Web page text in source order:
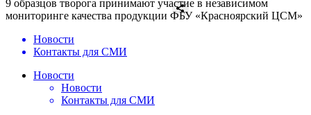
9 образцов творога принимают участие в независимом
мониторинге качества продукции ФБУ «Красноярский ЦСМ»
Новости
Контакты для СМИ
Новости
Новости
Контакты для СМИ